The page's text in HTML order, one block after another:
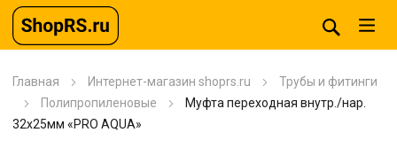
Главная Интернет-магазин shoprs.ru
Трубы и фитинги
Полипропиленовые
Муфта переходная внутр./нар.
32х25мм «PRO AQUA»